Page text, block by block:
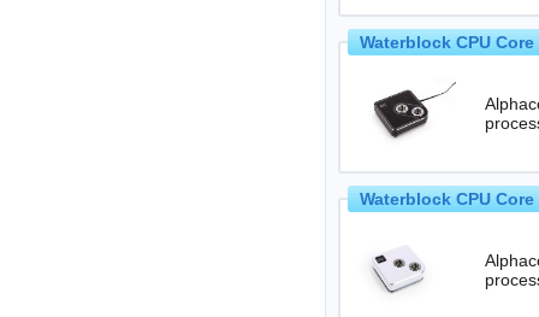
Waterblock CPU
Waterblock CPU